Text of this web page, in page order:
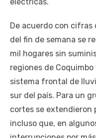
eléctricas.
De acuerdo con cifras
del fin de semana se
mil hogares sin
regiones de
sistema frontal de
sur del país. Para un
cortes se extendieron
incluso que, en